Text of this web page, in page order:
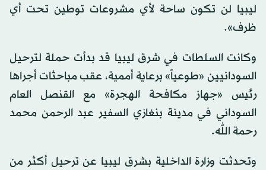
ليبيا لن تكون ساحة لأي مشروعات توطين تحت أي
ظرف».
وكانت السلطات في شرق ليبيا قد بدأت حملة لترحيل
السودانيين «طوعياً» برعاية أممية، عقب مباحثات أجراها
رئيس «جهاز مكافحة الهجرة» مع القنصل العام
السوداني في مدينة بنغازي السفير عبد الرحمن محمد
رحمة الله.
وتحدثت وزارة الداخلية بشرق ليبيا عن ترحيل أكثر من